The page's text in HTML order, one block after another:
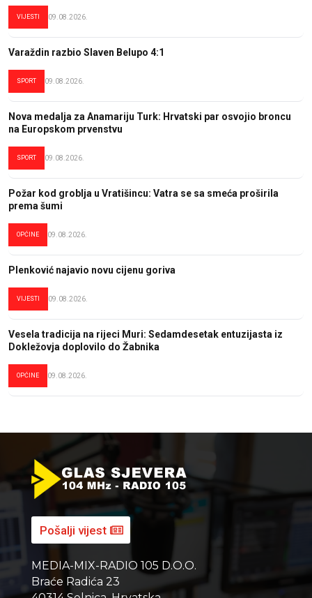
VIJESTI 09.08.2026.
Varaždin razbio Slaven Belupo 4:1
SPORT 09.08.2026.
Nova medalja za Anamariju Turk: Hrvatski par osvojio broncu
na Europskom prvenstvu
SPORT 09.08.2026.
Požar kod groblja u Vratišincu: Vatra se sa smeća proširila
prema šumi
OPĆINE 09.08.2026.
Plenković najavio novu cijenu goriva
VIJESTI 09.08.2026.
Vesela tradicija na rijeci Muri: Sedamdesetak entuzijasta iz
Dokležovja doplovilo do Žabnika
OPĆINE 09.08.2026.
Pošalji vijest
MEDIA-MIX-RADIO 105 D.O.O.
Braće Radića 23